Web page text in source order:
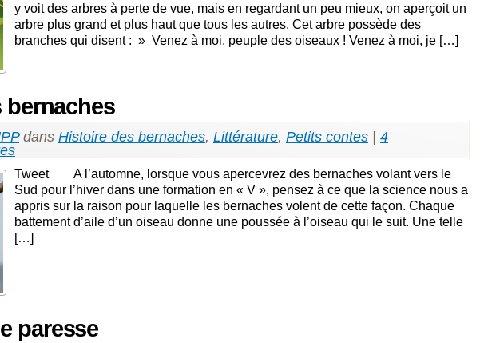
y voit des arbres à perte de vue, mais en regardant un peu mieux, on aperçoit un
arbre plus grand et plus haut que tous les autres. Cet arbre possède des
branches qui disent : » Venez à moi, peuple des oiseaux ! Venez à moi, je […]
bernaches
dans Histoire des bernaches, Littérature, Petits contes
4
Tweet A l’automne, lorsque vous apercevrez des bernaches volant vers le
Sud pour l’hiver dans une formation en « V », pensez à ce que la science nous a
appris sur la raison pour laquelle les bernaches volent de cette façon. Chaque
battement d’aile d’un oiseau donne une poussée à l’oiseau qui le suit. Une telle
[…]
paresse